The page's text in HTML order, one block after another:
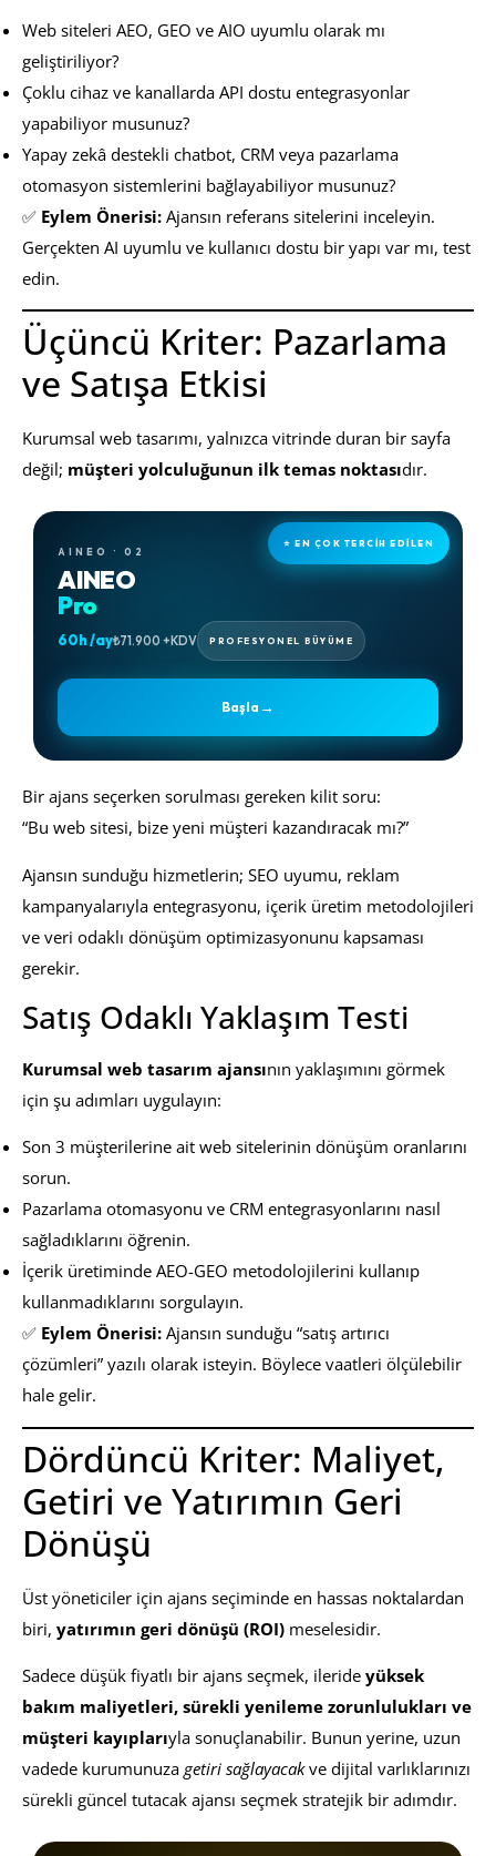
Web siteleri AEO, GEO ve AIO uyumlu olarak mı
geliştiriliyor?
Çoklu cihaz ve kanallarda API dostu entegrasyonlar
yapabiliyor musunuz?
Yapay zekâ destekli chatbot, CRM veya pazarlama
otomasyon sistemlerini bağlayabiliyor musunuz?
✅ Eylem Önerisi: Ajansın referans sitelerini inceleyin.
Gerçekten AI uyumlu ve kullanıcı dostu bir yapı var mı, test
edin.
Üçüncü Kriter: Pazarlama
ve Satışa Etkisi
Kurumsal web tasarımı, yalnızca vitrinde duran bir sayfa
değil; müşteri yolculuğunun ilk temas noktasıdır.
⭐ EN ÇOK TERCİH EDİLEN
AINEO · 02
AINEO
Pro
60h /ay₺71.900 +KDV PROFESYONEL BÜYÜME
Başla →
Bir ajans seçerken sorulması gereken kilit soru:
“Bu web sitesi, bize yeni müşteri kazandıracak mı?”
Ajansın sunduğu hizmetlerin; SEO uyumu, reklam
kampanyalarıyla entegrasyonu, içerik üretim metodolojileri
ve veri odaklı dönüşüm optimizasyonunu kapsaması
gerekir.
Satış Odaklı Yaklaşım Testi
Kurumsal web tasarım ajansının yaklaşımını görmek
için şu adımları uygulayın:
Son 3 müşterilerine ait web sitelerinin dönüşüm oranlarını
sorun.
Pazarlama otomasyonu ve CRM entegrasyonlarını nasıl
sağladıklarını öğrenin.
İçerik üretiminde AEO-GEO metodolojilerini kullanıp
kullanmadıklarını sorgulayın.
✅ Eylem Önerisi: Ajansın sunduğu “satış artırıcı
çözümleri” yazılı olarak isteyin. Böylece vaatleri ölçülebilir
hale gelir.
Dördüncü Kriter: Maliyet,
Getiri ve Yatırımın Geri
Dönüşü
Üst yöneticiler için ajans seçiminde en hassas noktalardan
biri, yatırımın geri dönüşü (ROI) meselesidir.
Sadece düşük fiyatlı bir ajans seçmek, ileride yüksek
bakım maliyetleri, sürekli yenileme zorunlulukları ve
müşteri kayıplarıyla sonuçlanabilir. Bunun yerine, uzun
vadede kurumunuza getiri sağlayacakve dijital varlıklarınızı
sürekli güncel tutacak ajansı seçmek stratejik bir adımdır.